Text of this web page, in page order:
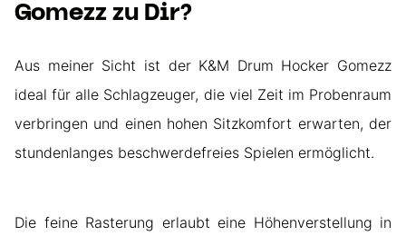
Gomezz zu Dir?
Aus meiner Sicht ist der K&M Drum Hocker Gomezz
ideal für alle Schlagzeuger, die viel Zeit im Probenraum
verbringen und einen hohen Sitzkomfort erwarten, der
stundenlanges beschwerdefreies Spielen ermöglicht.
Die feine Rasterung erlaubt eine Höhenverstellung in